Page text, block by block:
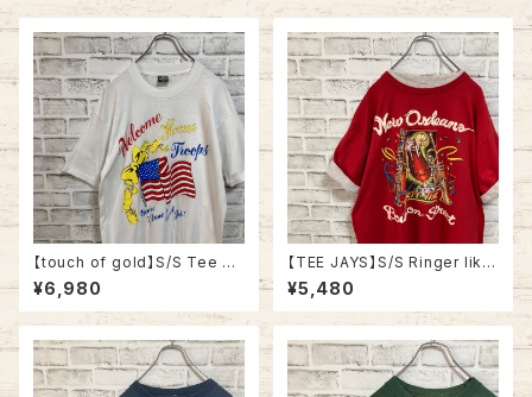
【touch of gold】S/S Tee XL
90s Made in USA vintage
“Welcome home ” messag
e Tee 米軍兵士帰還歓迎 Tシ
ジ 星条旗 シングルステッチ アメ
リカ USA 古着
¥6,980
【TEE JAYS】S/S Ringer like
Tee XL 90s Made in USA
“Bourbon Street”vintage リ
ンガーライク レイヤード Tシャ
トリート JAZZ 楽器 アルコール
ヴィンテージ シングルステッチ
アメリカ USA レトロ 古着
¥5,480